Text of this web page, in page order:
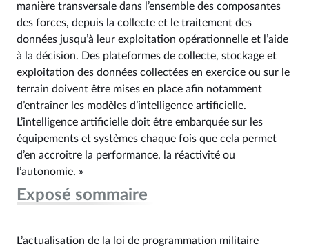
manière transversale dans l’ensemble des composantes
des forces, depuis la collecte et le traitement des
données jusqu’à leur exploitation opérationnelle et l’aide
à la décision. Des plateformes de collecte, stockage et
exploitation des données collectées en exercice ou sur le
terrain doivent être mises en place afin notamment
d’entraîner les modèles d’intelligence artificielle.
L’intelligence artificielle doit être embarquée sur les
équipements et systèmes chaque fois que cela permet
d’en accroître la performance, la réactivité ou
l’autonomie. »
Exposé sommaire
L’actualisation de la loi de programmation militaire